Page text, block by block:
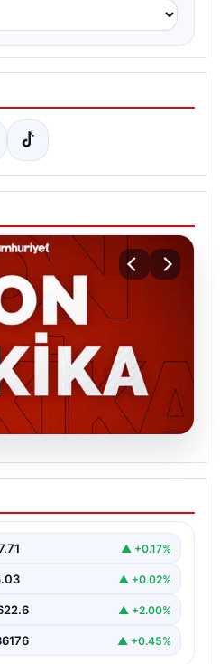
kritik bildiri: Dikkat
vurgusu
▲ +0.17%
▲ +0.02%
▲ +2.00%
▲ +0.45%